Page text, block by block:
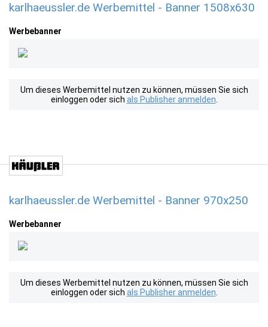
karlhaeussler.de Werbemittel - Banner 1508x630
Werbebanner
Um dieses Werbemittel nutzen zu können, müssen Sie sich
einloggen oder sich als Publisher anmelden
karlhaeussler.de Werbemittel - Banner 970x250
Werbebanner
Um dieses Werbemittel nutzen zu können, müssen Sie sich
einloggen oder sich als Publisher anmelden